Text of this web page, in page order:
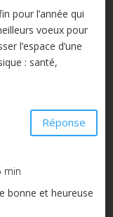
pour l’année qui
voeux pour
l’espace d’une
: santé,
Réponse
min
bonne et heureuse